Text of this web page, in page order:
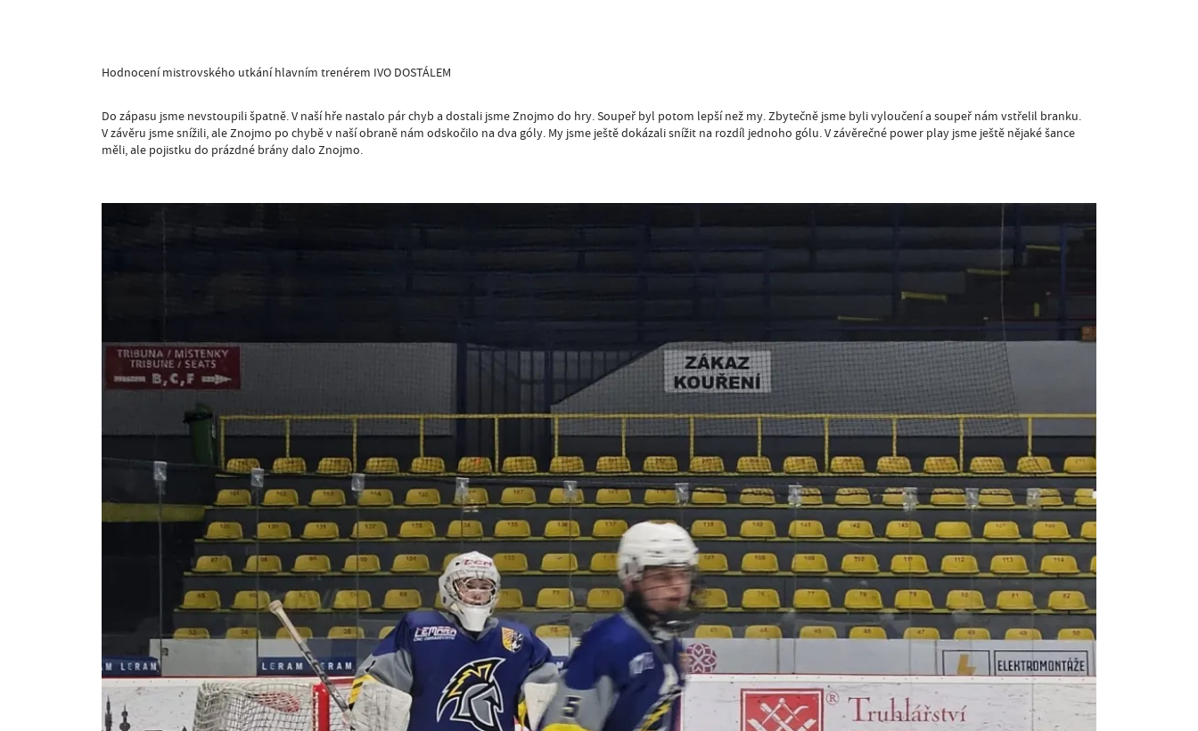
Hodnocení mistrovského utkání hlavním trenérem IVO DOSTÁLEM
Do zápasu jsme nevstoupili špatně. V naší hře nastalo pár chyb a dostali jsme Znojmo do hry. Soupeř byl potom lepší než my. Zbytečně jsme byli vyloučení a soupeř nám vstřelil branku.
V závěru jsme snížili, ale Znojmo po chybě v naší obraně nám odskočilo na dva góly. My jsme ještě dokázali snížit na rozdíl jednoho gólu. V závěrečné power play jsme ještě nějaké šance
měli, ale pojistku do prázdné brány dalo Znojmo.